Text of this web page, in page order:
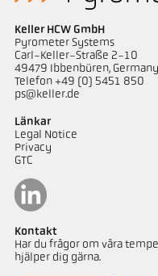
Keller HCW GmbH
Pyrometer Systems
Carl-Keller-Straße 2-10
49479 Ibbenbüren, Germany
Telefon +49 (0) 5451 850
ps@keller.de
Länkar
Legal Notice
Privacy
GTC
Kontakt
Har du frågor om våra
hjälper dig gärna.